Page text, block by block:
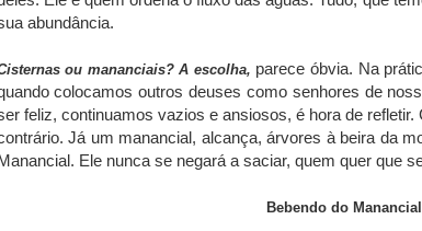
abundância.
ou mananciais? A escolha, parece óbvia. Na
colocamos outros deuses como senhores de
feliz, continuamos vazios e ansiosos, é hora de
Já um manancial, alcança, árvores à beira da
Ele nunca se negará a saciar, quem quer que
Bebendo do Manancial